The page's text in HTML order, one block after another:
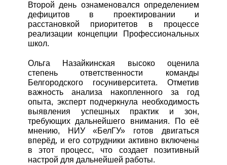
Второй день ознаменовался определением
дефицитов в проектировании и
расстановкой приоритетов в процессе
реализации концепции Профессиональных
школ.
Ольга Назайкинская высоко оценила
степень ответственности команды
Белгородского госуниверситета. Отметив
важность анализа накопленного за год
опыта, эксперт подчеркнула необходимость
выявления успешных практик и зон,
требующих дальнейшего внимания. По её
мнению, НИУ «БелГУ» готов двигаться
вперёд, и его сотрудники активно включены
в этот процесс, что создает позитивный
настрой для дальнейшей работы.